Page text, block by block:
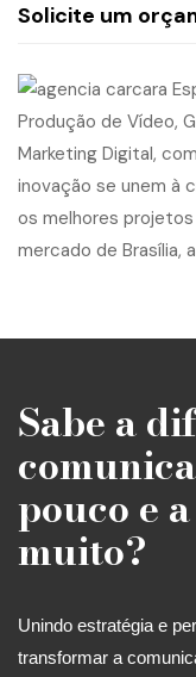
Solicite um
Sabe a
pouco e
muito?
Unindo estratégia e
transformar a